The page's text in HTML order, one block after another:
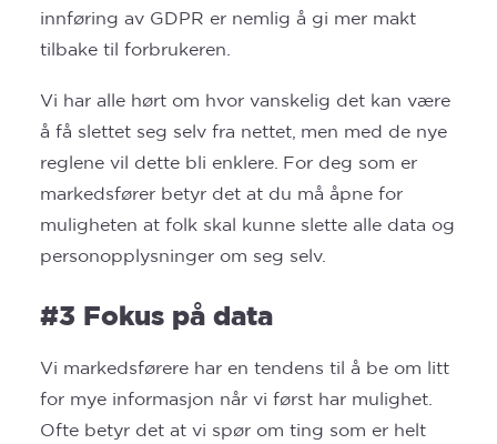
innføring av GDPR er nemlig å gi mer makt
tilbake til forbrukeren.
Vi har alle hørt om hvor vanskelig det kan være
å få slettet seg selv fra nettet, men med de nye
reglene vil dette bli enklere. For deg som er
markedsfører betyr det at du må åpne for
muligheten at folk skal kunne slette alle data og
personopplysninger om seg selv.
#3 Fokus på data
Vi markedsførere har en tendens til å be om litt
for mye informasjon når vi først har mulighet.
Ofte betyr det at vi spør om ting som er helt